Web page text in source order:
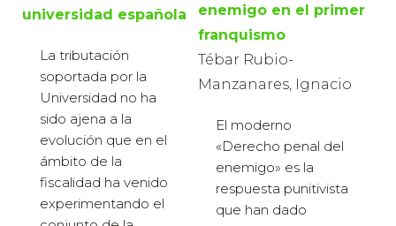
universidad española
La tributación
soportada por la
Universidad no ha
sido ajena a la
evolución que en el
ámbito de la
fiscalidad ha venido
experimentando el
enemigo en el primer
franquismo
Tébar Rubio-
Manzanares, Ignacio
El moderno
«Derecho penal del
enemigo» es la
respuesta punitivista
que han dado